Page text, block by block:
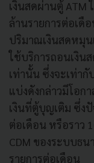
เงินสดผ่านตู้ ATM
ล้านรายการต่อเดื
ปริมาณเงินสดหมุ
ใช้บริการถอนเงิน
เท่านั้น ซึ่งจะเท่ากั
แบ่งดังกล่าวมีโอก
เงินที่ตู้บุญเติม ซึ่ง
ต่อเดือน หรือราว
CDM ของระบบธ
รายการต่อเดือน